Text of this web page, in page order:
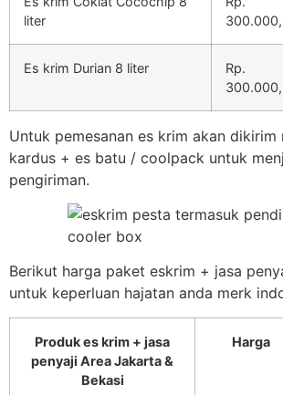
liter
Es krim Durian 8 liter
Rp.
Untuk pemesanan es krim akan dikirim
kardus + es batu / coolpack untuk
pengiriman.
Berikut harga paket eskrim + jasa
untuk keperluan hajatan anda merk
Produk es krim + jasa
penyaji Area Jakarta &
Bekasi
Harga